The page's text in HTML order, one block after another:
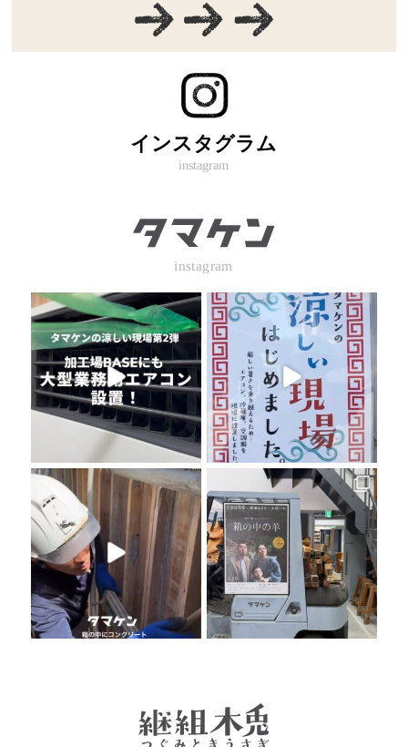
インスタグラム
instagram
instagram